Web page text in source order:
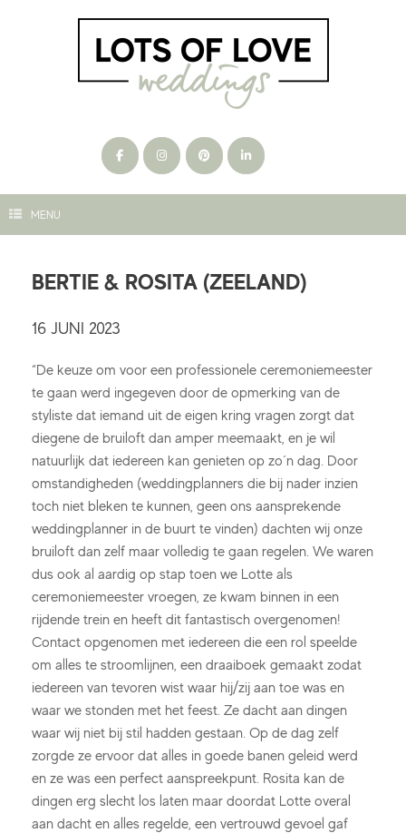
MENU
BERTIE & ROSITA (ZEELAND)
16 JUNI 2023
“De keuze om voor een professionele ceremoniemeester
te gaan werd ingegeven door de opmerking van de
styliste dat iemand uit de eigen kring vragen zorgt dat
diegene de bruiloft dan amper meemaakt, en je wil
natuurlijk dat iedereen kan genieten op zo´n dag. Door
omstandigheden (weddingplanners die bij nader inzien
toch niet bleken te kunnen, geen ons aansprekende
weddingplanner in de buurt te vinden) dachten wij onze
bruiloft dan zelf maar volledig te gaan regelen. We waren
dus ook al aardig op stap toen we Lotte als
ceremoniemeester vroegen, ze kwam binnen in een
rijdende trein en heeft dit fantastisch overgenomen!
Contact opgenomen met iedereen die een rol speelde
om alles te stroomlijnen, een draaiboek gemaakt zodat
iedereen van tevoren wist waar hij/zij aan toe was en
waar we stonden met het feest. Ze dacht aan dingen
waar wij niet bij stil hadden gestaan. Op de dag zelf
zorgde ze ervoor dat alles in goede banen geleid werd
en ze was een perfect aanspreekpunt. Rosita kan de
dingen erg slecht los laten maar doordat Lotte overal
aan dacht en alles regelde, een vertrouwd gevoel gaf